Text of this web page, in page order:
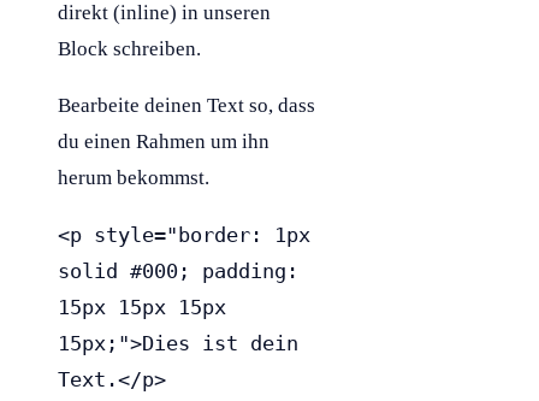
direkt (inline) in unseren
Block schreiben.
Bearbeite deinen Text so, dass
du einen Rahmen um ihn
herum bekommst.
<p style="border: 1px
solid #000; padding:
15px 15px 15px
15px;">Dies ist dein
Text.</p>